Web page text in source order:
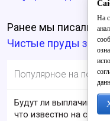
Ранее мы писали,
Чистые пруды за
Популярное на
Будут ли выплачивать
что известно на
На